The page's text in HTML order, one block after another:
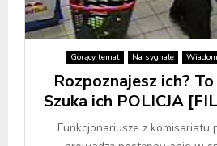
Gorący temat Na sygnale
Rozpoznajesz ich?
Szuka ich POLICJA
Funkcjonariusze z komisariatu